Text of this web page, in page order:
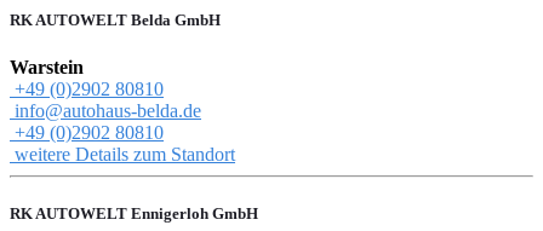
RK AUTOWELT Belda GmbH
Warstein
+49 (0)2902 80810
info@autohaus-belda.de
+49 (0)2902 80810
weitere Details zum Standort
RK AUTOWELT Ennigerloh GmbH